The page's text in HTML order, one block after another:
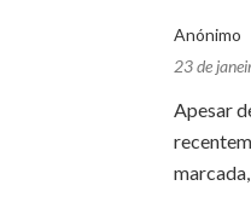
Anónimo
23 de
Apesar